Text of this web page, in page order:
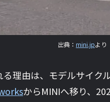
出典： mini.jpより
理由は、モデルサイ
からMINIへ移り、